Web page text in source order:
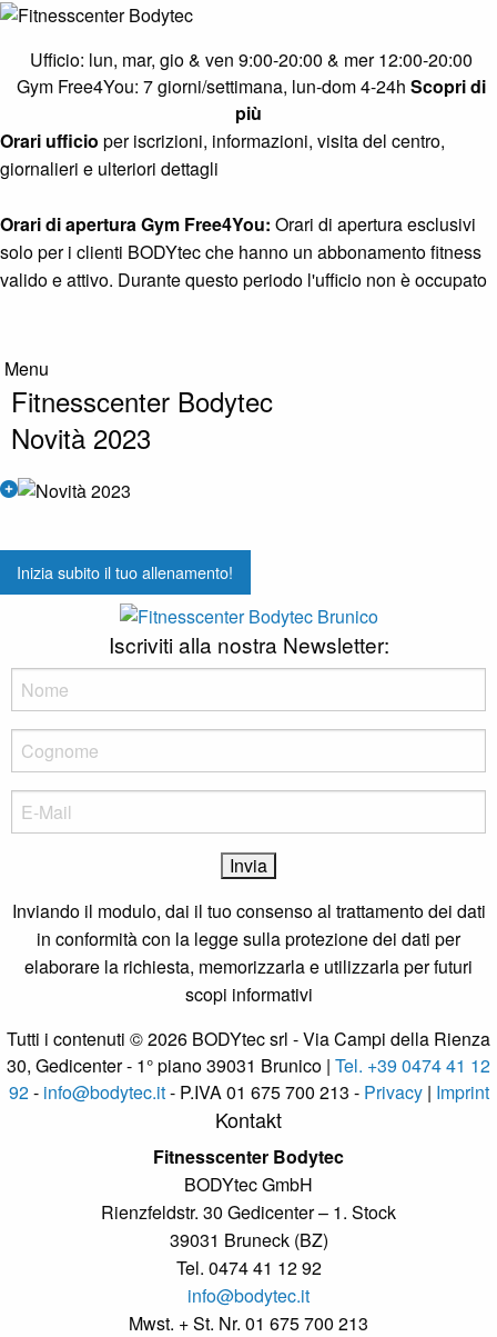
Ufficio: lun, mar, gio & ven 9:00-20:00 & mer 12:00-20:00
Gym Free4You: 7 giorni/settimana, lun-dom 4-24h Scopri di
più
Orari ufficio per iscrizioni, informazioni, visita del centro,
giornalieri e ulteriori dettagli
Orari di apertura Gym Free4You: Orari di apertura esclusivi
solo per i clienti BODYtec che hanno un abbonamento fitness
valido e attivo. Durante questo periodo l'ufficio non è occupato
Menu
Cardio Zone
Muscle Gym
Functional & Calisthenics
Circuit Area
Solarium
Info
Contatto
Diventa nuovo cliente
Panorama, Design & Ambiente
Consulenza e supporto
Fitness Bar & Supplements
+39 0474 41 12 92
info@bodytec.it
Via Campi della rienza 30, Brunico
Fitnesscenter Bodytec
Novità 2023
Inizia subito il tuo allenamento!
Iscriviti alla nostra Newsletter:
Inviando il modulo, dai il tuo consenso al trattamento dei dati
in conformità con la legge sulla protezione dei dati per
elaborare la richiesta, memorizzarla e utilizzarla per futuri
scopi informativi
Tutti i contenuti © 2026 BODYtec srl - Via Campi della Rienza
30, Gedicenter - 1° piano 39031 Brunico | Tel. +39 0474 41 12
92- info@bodytec.it- P.IVA 01 675 700 213 - Privacy| Imprint
Kontakt
Fitnesscenter Bodytec
BODYtec GmbH
Rienzfeldstr. 30 Gedicenter – 1. Stock
39031 Bruneck (BZ)
Tel. 0474 41 12 92
info@bodytec.it
Mwst. + St. Nr. 01 675 700 213